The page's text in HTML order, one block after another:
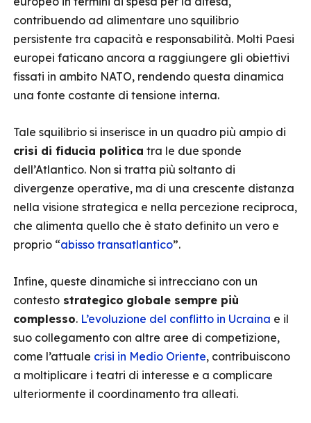
contribuendo ad alimentare uno squilibrio
persistente tra capacità e responsabilità. Molti Paesi
europei faticano ancora a raggiungere gli obiettivi
fissati in ambito NATO, rendendo questa dinamica
una fonte costante di tensione interna.
Tale squilibrio si inserisce in un quadro più ampio di
crisi di fiducia politica tra le due sponde
dell’Atlantico. Non si tratta più soltanto di
divergenze operative, ma di una crescente distanza
nella visione strategica e nella percezione reciproca,
che alimenta quello che è stato definito un vero e
proprio “abisso transatlantico”.
Infine, queste dinamiche si intrecciano con un
contesto strategico globale sempre più
complesso. L’evoluzione del conflitto in Ucraina e il
suo collegamento con altre aree di competizione,
come l’attuale crisi in Medio Oriente, contribuiscono
a moltiplicare i teatri di interesse e a complicare
ulteriormente il coordinamento tra alleati.